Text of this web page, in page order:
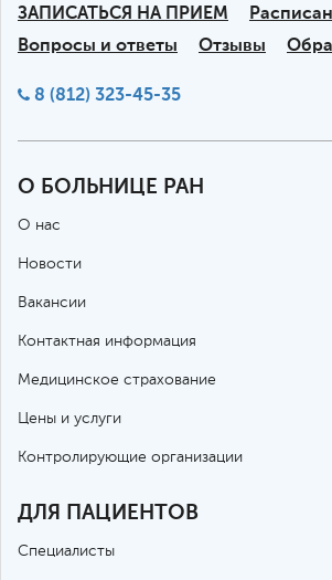
ЗАПИСАТЬСЯ НА ПРИЕМ
Вопросы и ответы
Отзывы
8 (812) 323-45-35
О БОЛЬНИЦЕ РАН
О нас
Новости
Вакансии
Контактная информация
Медицинское страхование
Цены и услуги
Контролирующие организации
ДЛЯ ПАЦИЕНТОВ
Специалисты